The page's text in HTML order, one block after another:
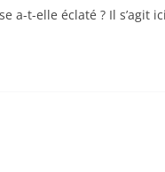
a-t-elle éclaté ? Il